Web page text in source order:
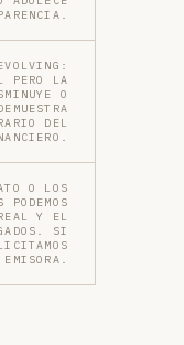
PERO LA
O
DEL
O LOS
PODEMOS
Y EL
SI